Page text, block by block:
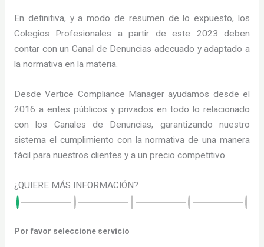
En definitiva, y a modo de resumen de lo expuesto, los
Colegios Profesionales a partir de este 2023 deben
contar con un Canal de Denuncias adecuado y adaptado a
la normativa en la materia.
Desde Vertice Compliance Manager ayudamos desde el
2016 a entes públicos y privados en todo lo relacionado
con los Canales de Denuncias, garantizando nuestro
sistema el cumplimiento con la normativa de una manera
fácil para nuestros clientes y a un precio competitivo.
¿QUIERE MÁS INFORMACIÓN?
Por favor seleccione servicio